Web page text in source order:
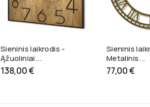
Sieninis laikrodis -
Ąžuoliniai...
138,00 €
Sieninis
Metalinis...
77,00 €